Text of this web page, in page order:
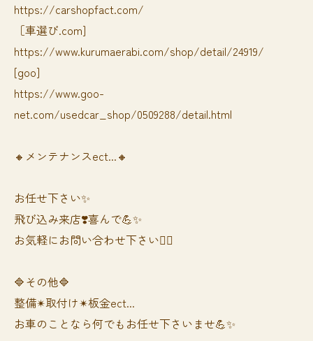
https://carshopfact.com/
［車選び.com]
https://www.kurumaerabi.com/shop/detail/24919/
[goo]
https://www.goo-
net.com/usedcar_shop/0509288/detail.html
🔸メンテナンスect...🔸
お任せ下さい✨
飛び込み来店❣️喜んで💪✨
お気軽にお問い合わせ下さい🙆‍♀️
🔷その他🔷
整備✴︎取付け✴︎板金ect...
お車のことなら何でもお任せ下さいませ💪✨